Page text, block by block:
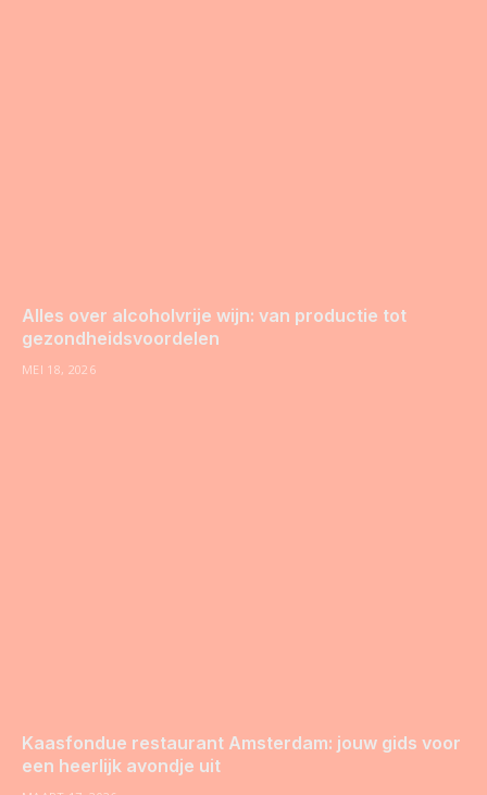
Alles over alcoholvrije wijn: van productie tot
gezondheidsvoordelen
MEI 18, 2026
Kaasfondue restaurant Amsterdam: jouw gids voor
een heerlijk avondje uit